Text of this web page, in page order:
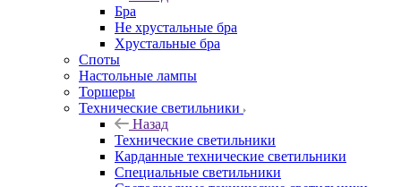
Бра
Не хрустальные бра
Хрустальные бра
Споты
Настольные лампы
Торшеры
Технические светильники
Назад
Технические светильники
Карданные технические светильники
Специальные светильники